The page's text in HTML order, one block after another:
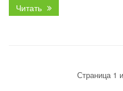
Читать
Страница 1